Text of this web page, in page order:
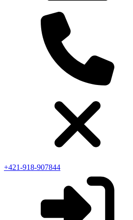
+421-918-907844